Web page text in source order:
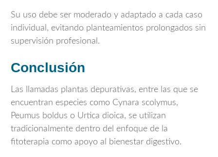
Su uso debe ser moderado y adaptado a cada caso
individual, evitando planteamientos prolongados sin
supervisión profesional.
Conclusión
Las llamadas plantas depurativas, entre las que se
encuentran especies como Cynara scolymus,
Peumus boldus o Urtica dioica, se utilizan
tradicionalmente dentro del enfoque de la
fitoterapia como apoyo al bienestar digestivo.